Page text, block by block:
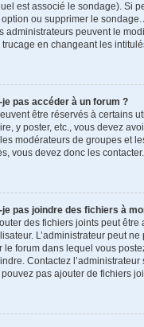
est associé le sondage). Si
ou supprimer le sondage.
administrateurs peuvent le
en changeant les
je pas accéder à un forum ?
être réservés à certains
y poster, etc., vous devez
modérateurs de groupes et
vous devez donc les contacter.
je pas joindre des fichiers à
des fichiers joints peut
L’administrateur peut ne
le forum dans lequel vous
Contactez l’administrateur
pas ajouter de fichiers